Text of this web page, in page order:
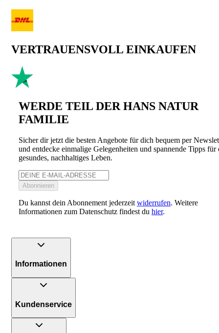
VERTRAUENSVOLL EINKAUFEN
WERDE TEIL DER HANS NATUR
FAMILIE
Sicher dir jetzt die besten Angebote für dich bequem per
und entdecke einmalige Gelegenheiten und spannende Tipps für
gesundes, nachhaltiges Leben.
Abonnieren
Du kannst dein Abonnement jederzeit widerrufen. Weitere
Informationen zum Datenschutz findest du hier.
Informationen
Kundenservice